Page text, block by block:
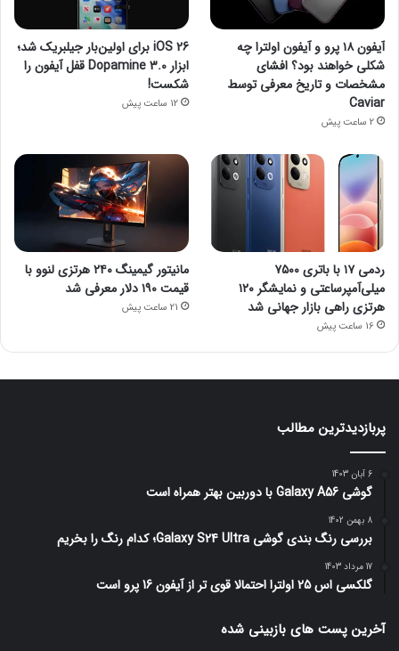
آیفون ۱۸ پرو و آیفون اولترا چه
شکلی خواهند بود؟ افشای
مشخصات و تاریخ معرفی توسط
Caviar
2 ساعت پیش
iOS 26 برای اولین‌بار جیلبریک شد؛
ابزار Dopamine 3.0 قفل آیفون را
شکست!
12 ساعت پیش
ردمی ۱۷ با باتری ۷۵۰۰
میلی‌آمپرساعتی و نمایشگر ۱۲۰
هرتزی راهی بازار جهانی شد
16 ساعت پیش
مانیتور گیمینگ ۲۴۰ هرتزی لنوو با
قیمت ۱۹۰ دلار معرفی شد
21 ساعت پیش
پربازدیدترین مطالب
6 آبان 1403
گوشی Galaxy A56 با دوربین بهتر همراه است
8 بهمن 1402
بررسی رنگ بندی گوشی Galaxy S24 Ultra؛ کدام رنگ را بخریم
17 مرداد 1403
گلکسی اس 25 اولترا احتمالا قوی تر از آیفون 16 پرو است
آخرین پست های بازبینی شده